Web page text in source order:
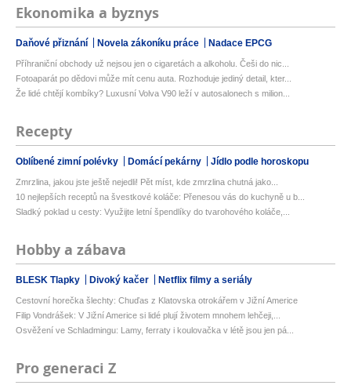
Ekonomika a byznys
Daňové přiznání Novela zákoníku práce Nadace EPCG
Příhraniční obchody už nejsou jen o cigaretách a alkoholu. Češi do nic...
Fotoaparát po dědovi může mít cenu auta. Rozhoduje jediný detail, kter...
Že lidé chtějí kombíky? Luxusní Volva V90 leží v autosalonech s milion...
Recepty
Oblíbené zimní polévky Domácí pekárny Jídlo podle horoskopu
Zmrzlina, jakou jste ještě nejedli! Pět míst, kde zmrzlina chutná jako...
10 nejlepších receptů na švestkové koláče: Přenesou vás do kuchyně u b...
Sladký poklad u cesty: Využijte letní špendlíky do tvarohového koláče,...
Hobby a zábava
BLESK Tlapky Divoký kačer Netflix filmy a seriály
Cestovní horečka šlechty: Chuďas z Klatovska otrokářem v Jižní Americe
Filip Vondrášek: V Jižní Americe si lidé plují životem mnohem lehčeji,...
Osvěžení ve Schladmingu: Lamy, ferraty i koulovačka v létě jsou jen pá...
Pro generaci Z